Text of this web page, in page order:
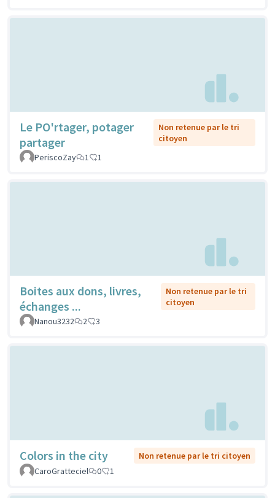
Le PO'rtager, potager
partager
Non retenue par le tri
citoyen
PeriscoZay
1 1
Boites aux dons, livres,
échanges ...
Non retenue par le tri
citoyen
Nanou3232
2 3
Colors in the city
Non retenue par le tri citoyen
CaroGratteciel
0 1